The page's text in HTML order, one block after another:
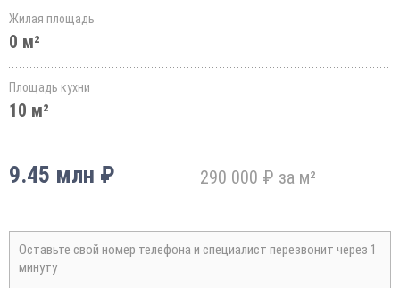
Жилая площадь
0 м²
Площадь кухни
10 м²
9.45 млн ₽ 290 000 ₽ за м²
Оставьте свой номер телефона и специалист перезвонит через 1
минуту